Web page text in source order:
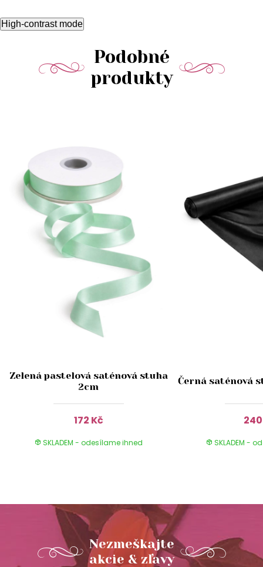
High-contrast mode
Podobné
produkty
Zelená pastelová saténová stuha
2cm
172 Kč
SKLADEM - odesílame ihned
Černá saténová
SKLADEM -
Nezmeškajte
akcie & zľavy